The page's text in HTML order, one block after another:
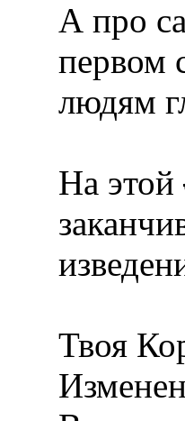
А про
первом
людям
На этой
Твоя